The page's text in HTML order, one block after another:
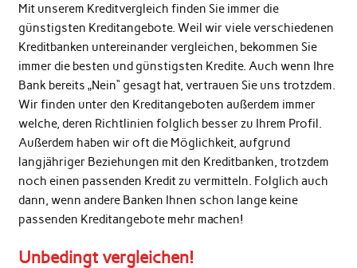
Mit unserem Kreditvergleich finden Sie immer die
günstigsten Kreditangebote. Weil wir viele verschiedenen
Kreditbanken untereinander vergleichen, bekommen Sie
immer die besten und günstigsten Kredite. Auch wenn Ihre
Bank bereits „Nein“ gesagt hat, vertrauen Sie uns trotzdem.
Wir finden unter den Kreditangeboten außerdem immer
welche, deren Richtlinien folglich besser zu Ihrem Profil.
Außerdem haben wir oft die Möglichkeit, aufgrund
langjähriger Beziehungen mit den Kreditbanken, trotzdem
noch einen passenden Kredit zu vermitteln. Folglich auch
dann, wenn andere Banken Ihnen schon lange keine
passenden Kreditangebote mehr machen!
Unbedingt vergleichen!